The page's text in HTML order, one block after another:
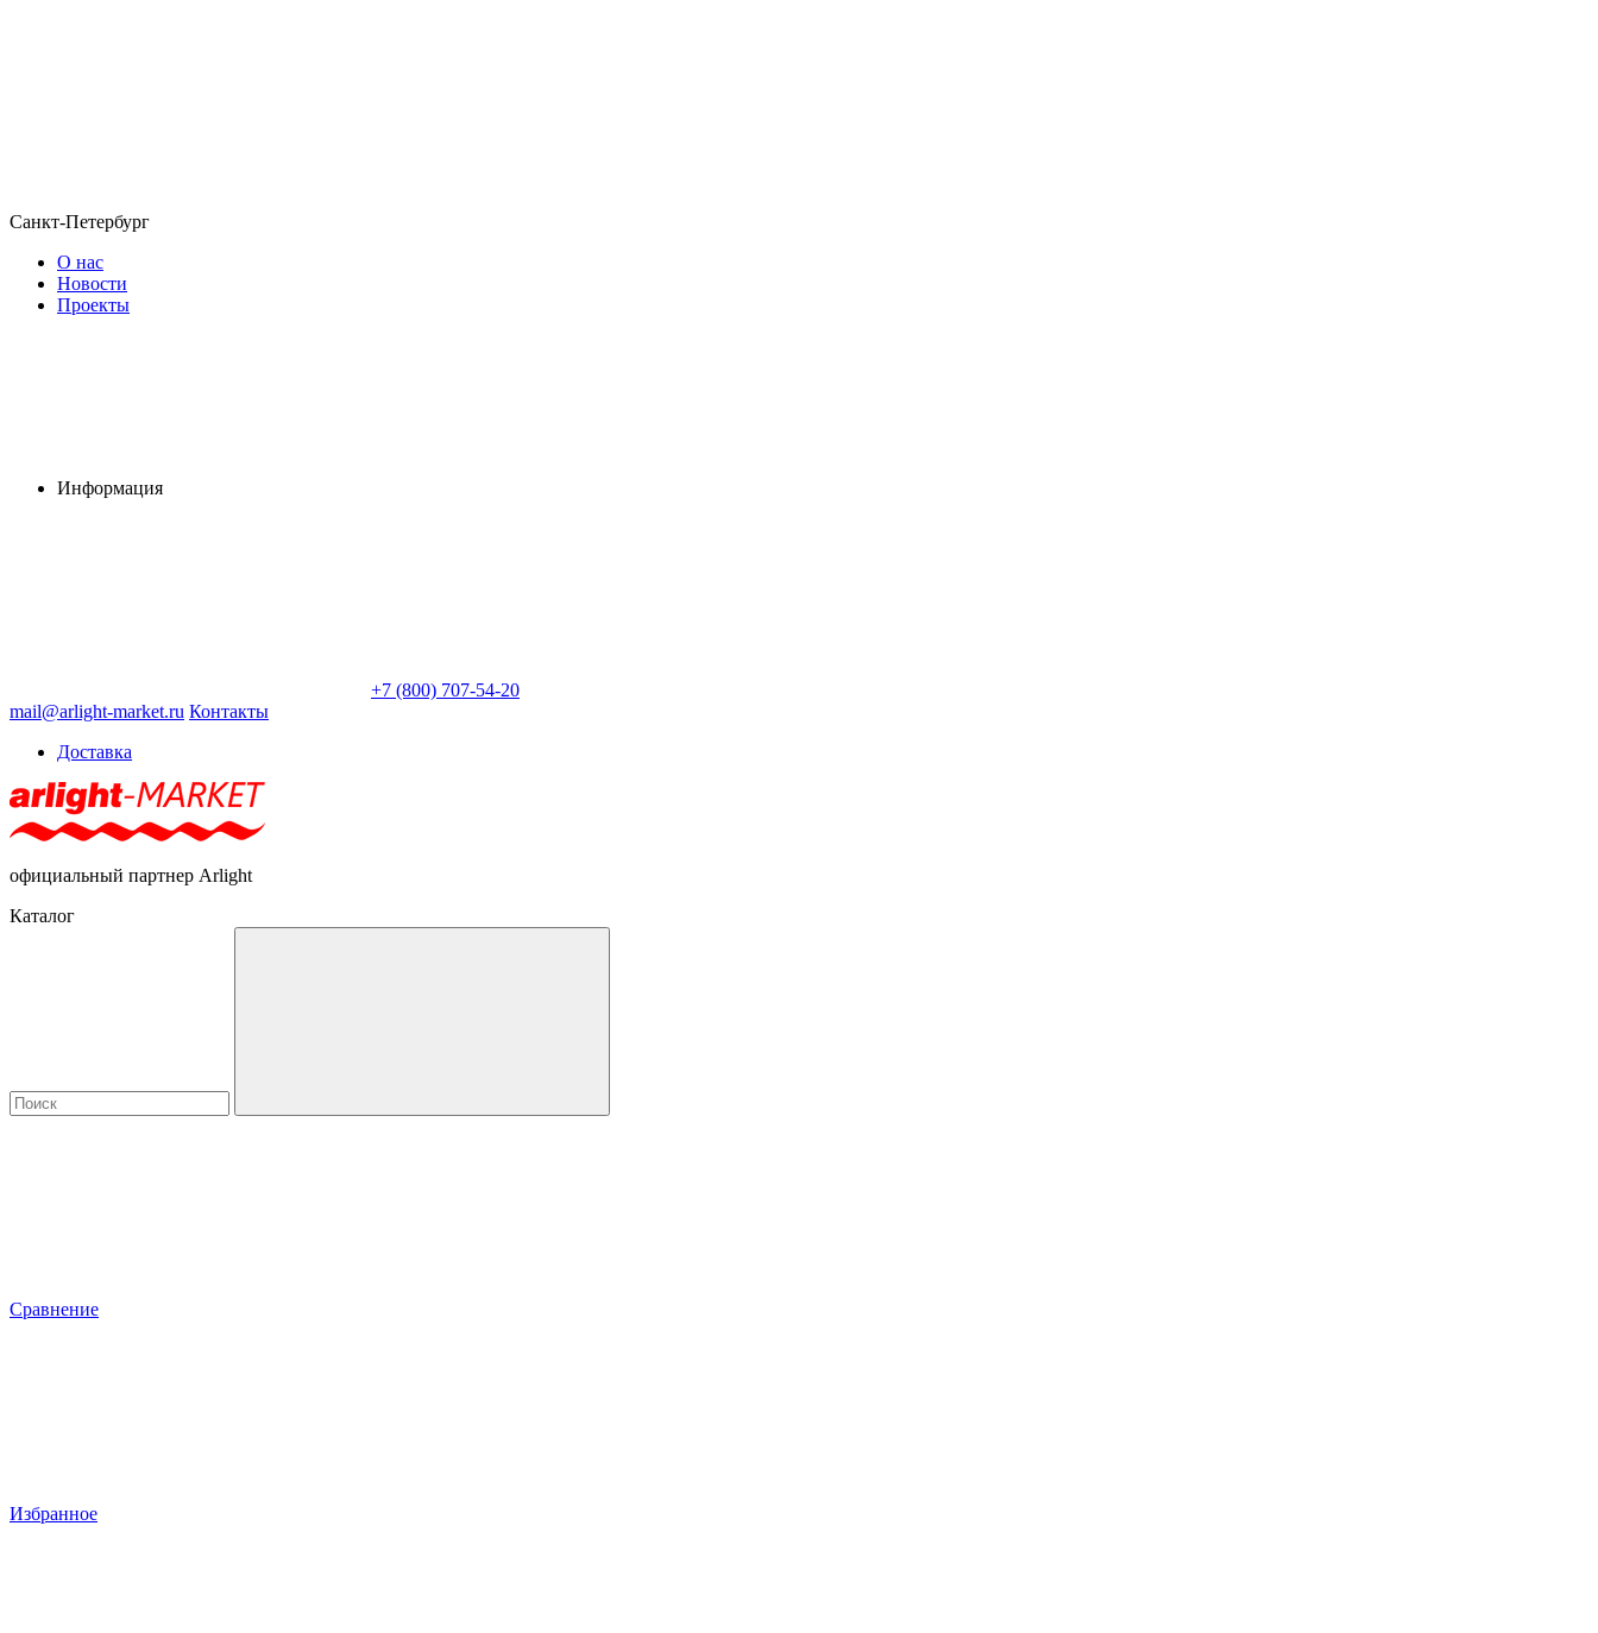
Санкт-Петербург
О нас
Новости
Проекты
Информация
+7 (800) 707-54-20
mail@arlight-market.ru Контакты
Доставка
официальный партнер Arlight
Каталог
Сравнение
Избранное